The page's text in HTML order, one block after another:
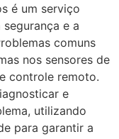
é um serviço
e a
comuns
nos sensores de
controle remoto.
e
utilizando
para garantir a